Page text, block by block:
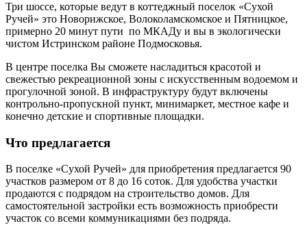
Три шоссе, которые ведут в коттеджный поселок «Сухой
Ручей» это Новорижское, Волоколамскомское и Пятницкое,
примерно 20 минут пути по МКАДу и вы в экологически
чистом Истринском районе Подмосковья.
В центре поселка Вы сможете насладиться красотой и
свежестью рекреационной зоны с искусственным водоемом и
прогулочной зоной. В инфраструктуру будут включены
контрольно-пропускной пункт, минимаркет, местное кафе и
конечно детские и спортивные площадки.
Что предлагается
В поселке «Сухой Ручей» для приобретения предлагается 90
участков размером от 8 до 16 соток. Для удобства участки
продаются с подрядом на строительство домов. Для
самостоятельной застройки есть возможность приобрести
участок со всеми коммуникациями без подряда.